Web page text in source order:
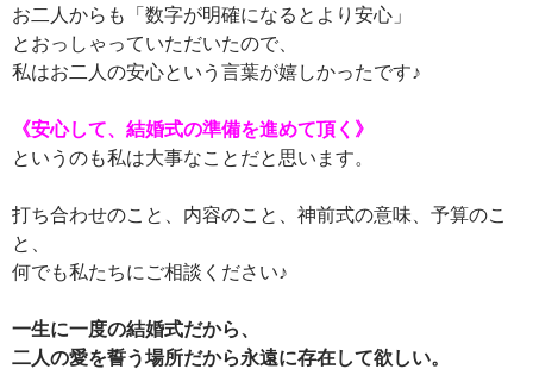
お二人からも「数字が明確になるとより安心」
とおっしゃっていただいたので、
私はお二人の安心という言葉が嬉しかったです♪
《安心して、結婚式の準備を進めて頂く》
というのも私は大事なことだと思います。
打ち合わせのこと、内容のこと、神前式の意味、予算のこ
と、
何でも私たちにご相談ください♪
一生に一度の結婚式だから、
二人の愛を誓う場所だから永遠に存在して欲しい。